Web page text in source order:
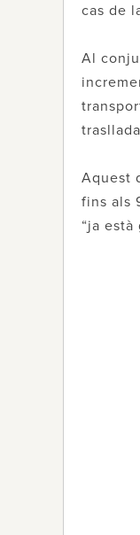
cas de
Al
Aquest
fins als
“ja està